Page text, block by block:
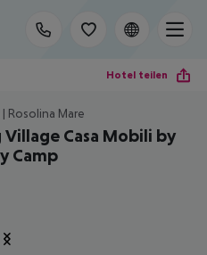
Hotel teilen
Rosolina Mare
Casa Mobili by
Camp